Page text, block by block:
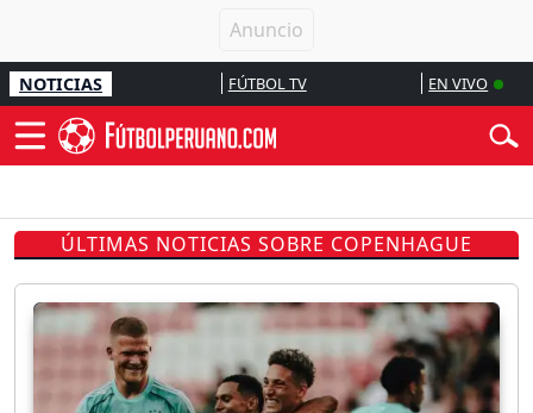
NOTICIAS FÚTBOL TV EN VIVO
ÚLTIMAS NOTICIAS SOBRE COPENHAGUE